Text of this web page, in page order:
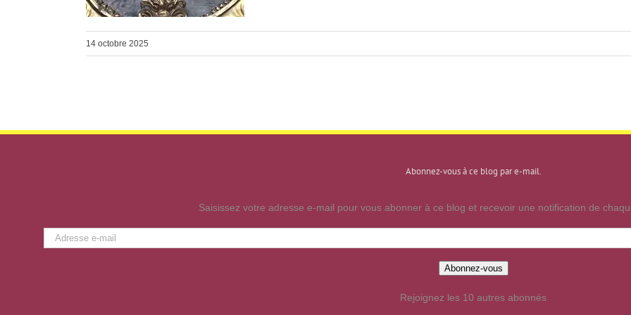
14 octobre 2025
Abonnez-vous à ce blog par e-mail.
Saisissez votre adresse e-mail pour vous abonner à ce blog et recevoir une notification de
Adresse
Abonnez-vous
Rejoignez les 10 autres abonnés